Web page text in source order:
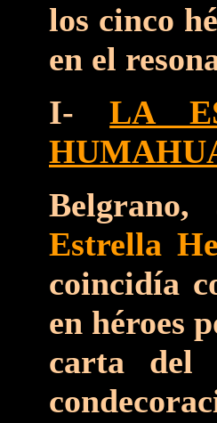
los cinco
en el
I-LA
Estrella
coincidía
en héroes
carta del